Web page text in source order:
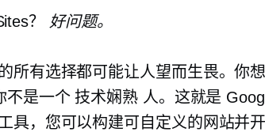
？ 好问题。
所有选择都可能让人望而生畏。你
不是一个 技术娴熟人。这就是
具，您可以构建可自定义的网站并